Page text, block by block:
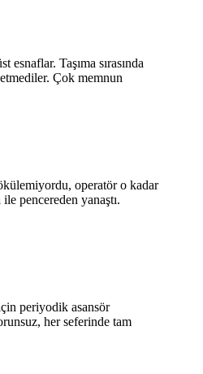
esnaflar. Taşıma sırasında
Çok memnun
operatör o kadar
pencereden yanaştı.
periyodik asansör
her seferinde tam